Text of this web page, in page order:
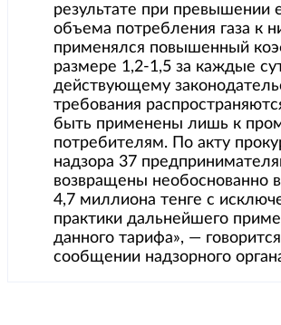
результате при превышении
объема потребления газа к
применялся повышенный
размере 1,2-1,5 за каждые
действующему
требования
быть применены лишь к
потребителям. По акту
надзора 37
возвращены необоснованно
4,7 миллиона тенге с
практики дальнейшего
данного тарифа», —
сообщении надзорного